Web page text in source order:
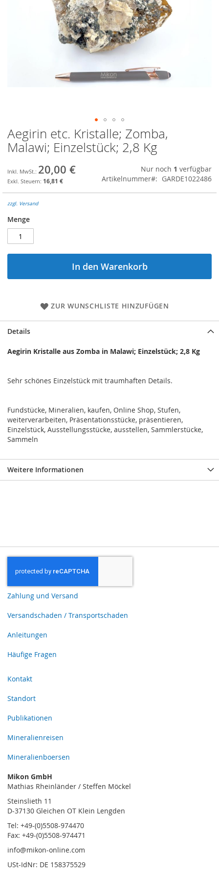
Zum
Anfang
der
springen
Aegirin etc. Kristalle; Zomba,
Malawi; Einzelstück; 2,8 Kg
20,00 €
16,81 €
Nur noch 1 verfügbar
Artikelnummer
GARDE1022486
zzgl. Versand
Menge
In den Warenkorb
ZUR WUNSCHLISTE HINZUFÜGEN
Details
Aegirin Kristalle aus Zomba in Malawi; Einzelstück; 2,8 Kg
Sehr schönes Einzelstück mit traumhaften Details.
Fundstücke, Mineralien, kaufen, Online Shop, Stufen,
weiterverarbeiten, Präsentationsstücke, präsentieren,
Einzelstück, Ausstellungsstücke, ausstellen, Sammlerstücke,
Sammeln
Weitere Informationen
Zahlung und Versand
Versandschaden / Transportschaden
Anleitungen
Häufige Fragen
Kontakt
Standort
Publikationen
Mineralienreisen
Mineralienboersen
Mikon GmbH
Mathias Rheinländer / Steffen Möckel
Steinslieth 11
D-37130 Gleichen OT Klein Lengden
Tel: +49-(0)5508-974470
Fax: +49-(0)5508-974471
info@mikon-online.com
USt-IdNr: DE 158375529